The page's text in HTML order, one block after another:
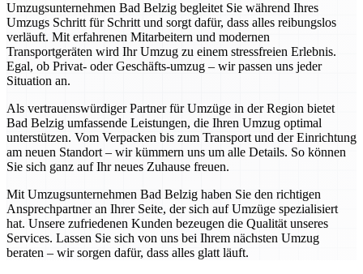
Umzugsunternehmen Bad Belzig begleitet Sie während Ihres
Umzugs Schritt für Schritt und sorgt dafür, dass alles reibungslos
verläuft. Mit erfahrenen Mitarbeitern und modernen
Transportgeräten wird Ihr Umzug zu einem stressfreien Erlebnis.
Egal, ob Privat- oder Geschäfts-umzug – wir passen uns jeder
Situation an.
Als vertrauenswürdiger Partner für Umzüge in der Region bietet
Bad Belzig umfassende Leistungen, die Ihren Umzug optimal
unterstützen. Vom Verpacken bis zum Transport und der Einrichtung
am neuen Standort – wir kümmern uns um alle Details. So können
Sie sich ganz auf Ihr neues Zuhause freuen.
Mit Umzugsunternehmen Bad Belzig haben Sie den richtigen
Ansprechpartner an Ihrer Seite, der sich auf Umzüge spezialisiert
hat. Unsere zufriedenen Kunden bezeugen die Qualität unseres
Services. Lassen Sie sich von uns bei Ihrem nächsten Umzug
beraten – wir sorgen dafür, dass alles glatt läuft.